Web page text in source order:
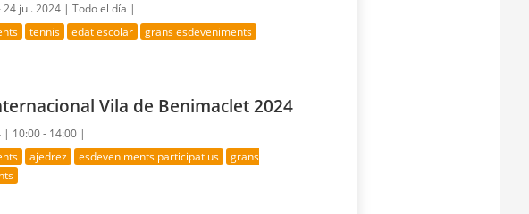
24 jul. 2024 |Todo el día |
tennis edat escolar grans esdeveniments
Vila de Benimaclet 2024
| 10:00 - 14:00 |
ajedrez esdeveniments participatius
grans